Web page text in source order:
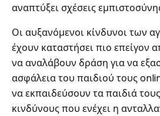
αναπτύξει σχέσεις
Οι αυξανόμενοι κίνδυνοι των
έχουν καταστήσει πιο επείγον
να αναλάβουν δράση για να
ασφάλεια του παιδιού τους
να εκπαιδεύσουν τα παιδιά
κινδύνους που ενέχει η